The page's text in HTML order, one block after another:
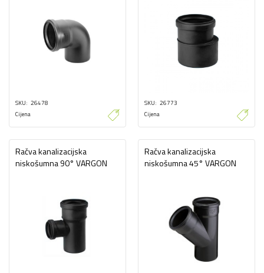
SKU 26478
Cijena
SKU 26773
Cijena
Račva kanalizacijska
niskošumna 90° VARGON
Račva kanalizacijska
niskošumna 45° VARGON